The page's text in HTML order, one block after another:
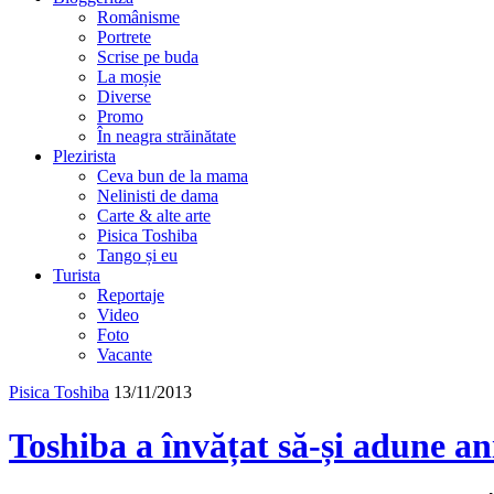
Românisme
Portrete
Scrise pe buda
La moșie
Diverse
Promo
În neagra străinătate
Plezirista
Ceva bun de la mama
Nelinisti de dama
Carte & alte arte
Pisica Toshiba
Tango și eu
Turista
Reportaje
Video
Foto
Vacante
Pisica Toshiba 13/11/2013
Toshiba a învățat să-și adune